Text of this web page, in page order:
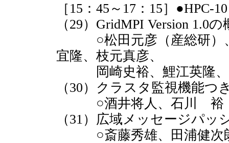
［15：45～17：15］●HPC-
（29）GridMPI Version 1.0の
○松田元彦（産総研）、
宜隆、枝元真彦、
岡崎史裕、鯉江英隆、
（30）クラスタ監視機能つ
○酒井将人、石川 裕
（31）広域メッセージパ
○斎藤秀雄、田浦健次